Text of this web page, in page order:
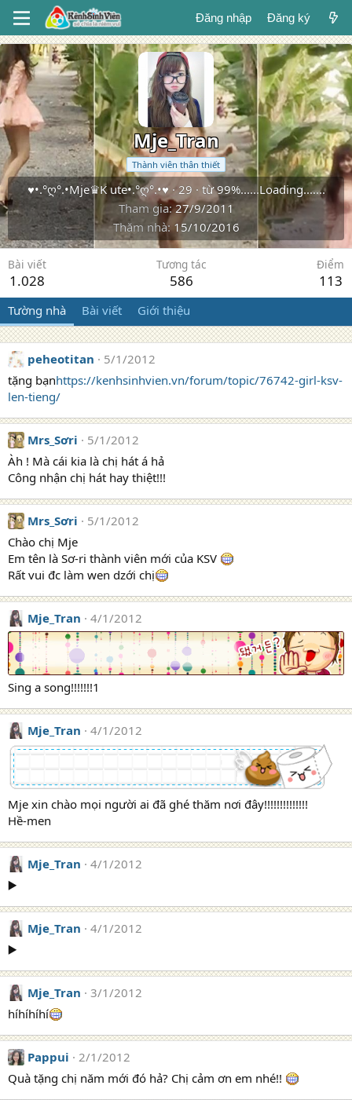
Đăng nhập Đăng ký
Mje_Tran
Thành viên thân thiết
♥•.°ღ°.•Mje♛K ute•.°ღ°.•♥ ·29 · từ99%......Loading.......
Tham gia 27/9/2011
Thăm nhà 15/10/2016
Bài viết
1.028
Tương tác
586
Điểm
113
Tường nhà Bài viết Giới thiệu
peheotitan
5/1/2012
tặng bạnhttps://kenhsinhvien.vn/forum/topic/76742-girl-ksv-
len-tieng/
Mrs_Sơri
5/1/2012
Àh ! Mà cái kia là chị hát á hả
Công nhận chị hát hay thiệt!!!
Mrs_Sơri
5/1/2012
Chào chị Mje
Em tên là Sơ-ri thành viên mới của KSV
Rất vui đc làm wen dzới chị
Mje_Tran 4/1/2012
Sing a song!!!!!!!1
Mje_Tran 4/1/2012
Mje xin chào mọi người ai đã ghé thăm nơi đây!!!!!!!!!!!!!!
Hề-men
Mje_Tran
4/1/2012
▶️
Mje_Tran
4/1/2012
▶️
Mje_Tran
3/1/2012
híhíhíhí
Pappui
2/1/2012
Quà tặng chị năm mới đó hả? Chị cảm ơn em nhé!!